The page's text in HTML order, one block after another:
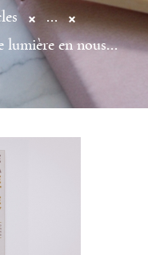
...
lumière en nous...